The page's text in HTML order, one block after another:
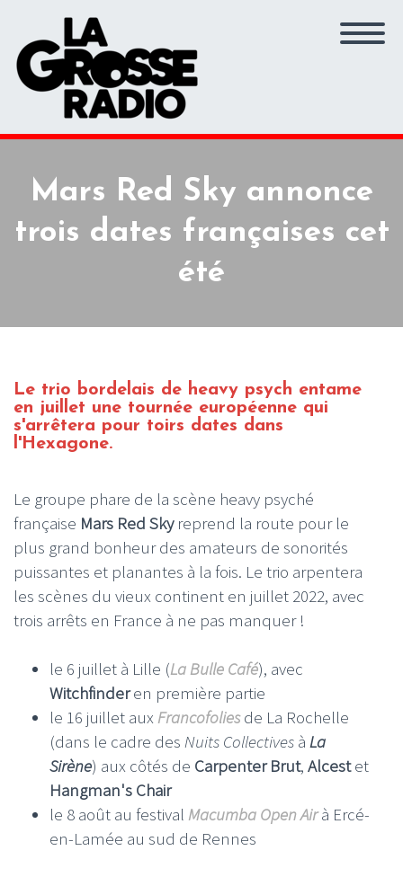
Mars Red Sky annonce
trois dates françaises cet
été
Le trio bordelais de heavy psych entame
en juillet une tournée européenne qui
s'arrêtera pour toirs dates dans
l'Hexagone.
Le groupe phare de la scène heavy psyché
française Mars Red Skyreprend la route pour le
plus grand bonheur des amateurs de sonorités
puissantes et planantes à la fois. Le trio arpentera
les scènes du vieux continent en juillet 2022, avec
trois arrêts en France à ne pas manquer !
le 6 juillet à Lille (La Bulle Café), avec
Witchfinderen première partie
le 16 juillet aux Francofoliesde La Rochelle
(dans le cadre des Nuits Collectives à La
Sirène) aux côtés de Carpenter Brut, Alcestet
Hangman's Chair
le 8 août au festival Macumba Open Airà Ercé-
en-Lamée au sud de Rennes